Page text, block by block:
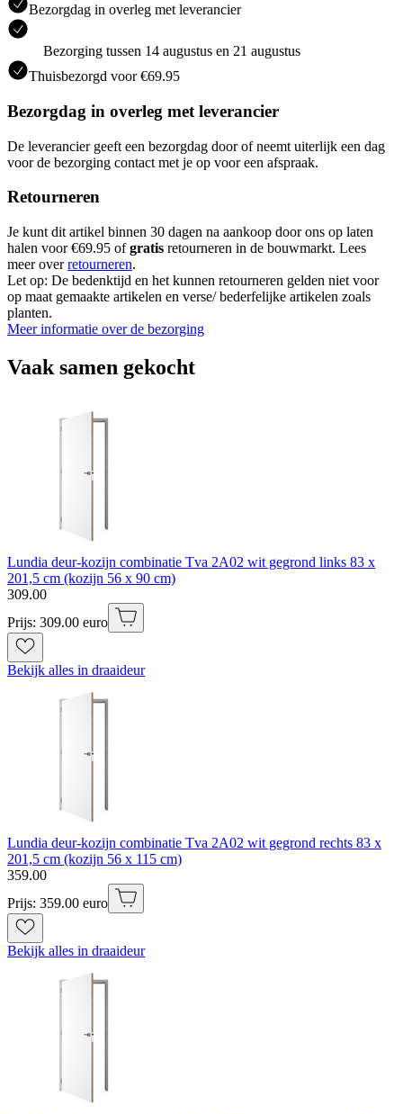
Bezorgdag in overleg met leverancier
Bezorging tussen 14 augustus en 21 augustus
Thuisbezorgd voor €69.95
Bezorgdag in overleg met leverancier
De leverancier geeft een bezorgdag door of neemt uiterlijk een dag
voor de bezorging contact met je op voor een afspraak.
Retourneren
Je kunt dit artikel binnen 30 dagen na aankoop door ons op laten
halen voor €69.95 ofgratis retourneren in de bouwmarkt. Lees
meer overretourneren.
Let op: De bedenktijd en het kunnen retourneren gelden niet voor
op maat gemaakte artikelen en verse/ bederfelijke artikelen zoals
planten.
Meer informatie over de bezorging
Vaak samen gekocht
Lundia deur-kozijn combinatie Tva 2A02 wit gegrond links 83 x
201,5 cm (kozijn 56 x 90 cm)
309.00
Prijs: 309.00 euro
Bekijk alles in draaideur
Lundia deur-kozijn combinatie Tva 2A02 wit gegrond rechts 83 x
201,5 cm (kozijn 56 x 115 cm)
359.00
Prijs: 359.00 euro
Bekijk alles in draaideur